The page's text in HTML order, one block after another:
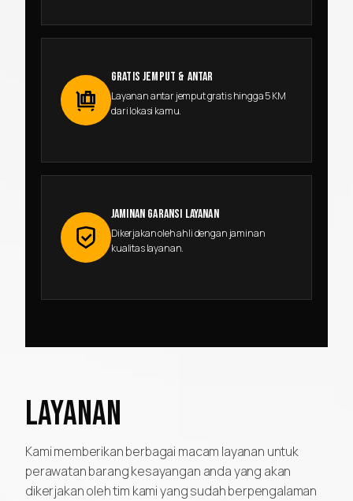
GRATIS JEMPUT & ANTAR
Layanan antar jemput gratis hingga 5 KM
dari lokasi kamu.
JAMINAN GARANSI LAYANAN
Dikerjakan oleh ahli dengan jaminan
kualitas layanan.
LAYANAN
Kami memberikan berbagai macam layanan untuk
perawatan barang kesayangan anda yang akan
dikerjakan oleh tim kami yang sudah berpengalaman